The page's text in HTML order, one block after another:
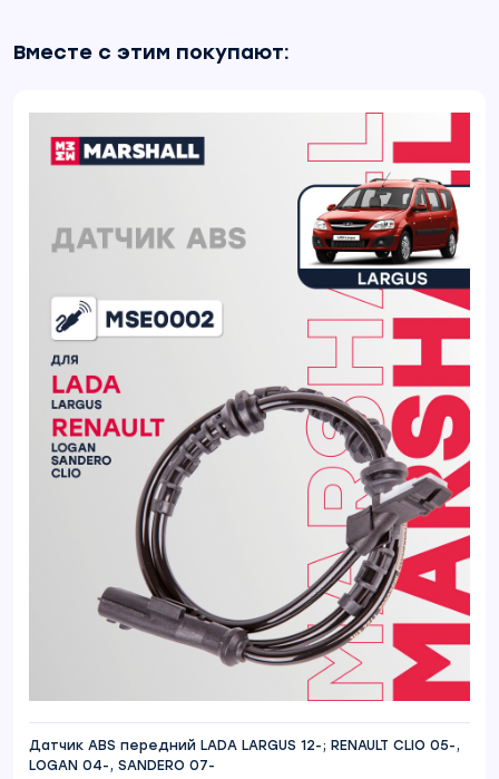
Вместе с этим покупают:
Датчик ABS передний LADA LARGUS 12-; RENAULT CLIO 05-,
LOGAN 04-, SANDERO 07-